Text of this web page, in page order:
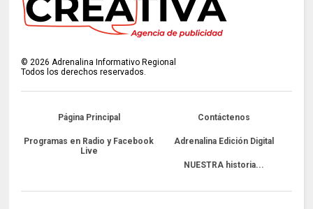
©2026 Adrenalina Informativo Regional
Todos los derechos reservados.
Página Principal Contáctenos
Programas en Radio y Facebook
Live
Adrenalina Edición Digital
NUESTRA historia...